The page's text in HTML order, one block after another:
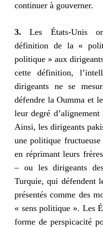
continuer à gouverner.
3. Les États-Unis
définition de la «
politique » aux
cette définition,
dirigeants ne se
défendre la Oumma et
leur degré
Ainsi, les dirigeants
une politique
en réprimant leurs
– ou les dirigeants
Turquie, qui défendent
présentés comme des
« sens politique ». Les
forme de perspicacité